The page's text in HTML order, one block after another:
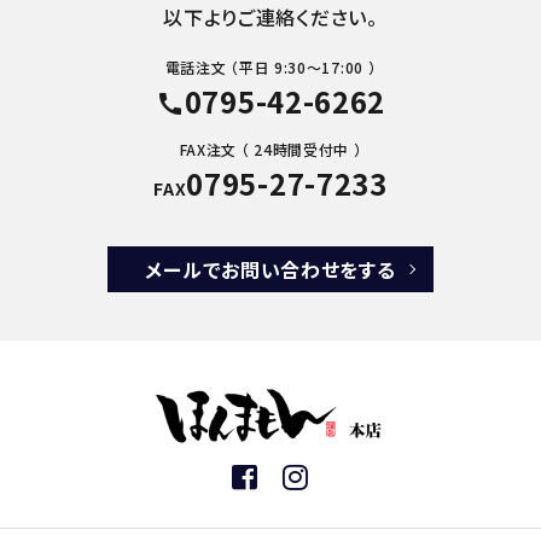
以下よりご連絡ください。
電話注文 （平日 9:30～17:00 ）
call0795-42-6262
FAX注文 （ 24時間受付中 ）
FAX0795-27-7233
メールでお問い合わせをする